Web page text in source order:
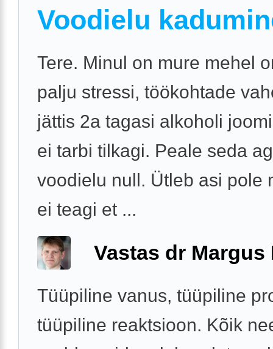
Voodielu
Tere. Minul on mure mehel
palju stressi, töökohtade
jättis 2a tagasi alkoholi
ei tarbi tilkagi. Peale seda
voodielu null. Ütleb asi pole
ei teagi et ...
Vastas dr Margus
Tüüpiline vanus, tüüpiline
tüüpiline reaktsioon. Kõik